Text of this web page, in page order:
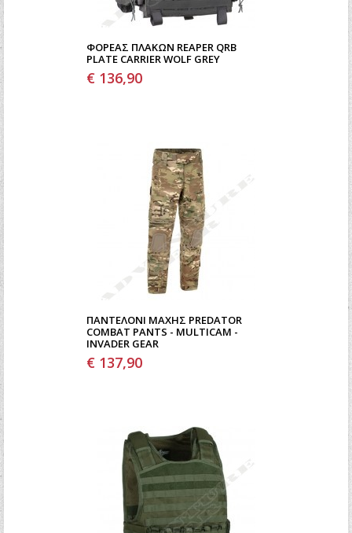
ΦΟΡΈΑΣ ΠΛΑΚΏΝ REAPER QRB
PLATE CARRIER WOLF GREY
€ 136,90
ΠΑΝΤΕΛΌΝΙ ΜΆΧΗΣ PREDATOR
COMBAT PANTS - MULTICAM -
INVADER GEAR
€ 137,90